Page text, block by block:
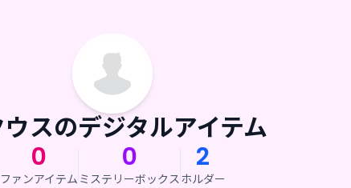
スのデジタルアイテム
0
ファンアイテム
0
ミステリーボックス
2
ホルダー